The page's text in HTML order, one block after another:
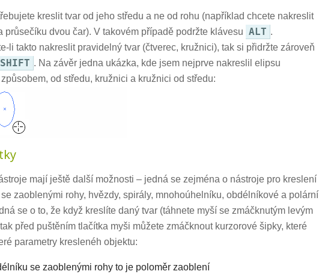
kreslit tvar od jeho středu a ne od rohu (například chcete nakreslit
průsečíku dvou čar). V takovém případě podržte klávesu ALT .
li takto nakreslit pravidelný tvar (čtverec, kružnici), tak si přidržte zároveň
SHIFT . Na závěr jedna ukázka, kde jsem nejprve nakreslil elipsu
od středu, kružnici a kružnici od středu:
mají ještě další možnosti – jedná se zejména o nástroje pro kreslení
zaoblenými rohy, hvězdy, spirály, mnohoúhelníku, obdélníkové a polární
se o to, že když kreslíte daný tvar (táhnete myší se zmáčknutým levým
před puštěním tlačítka myši můžete zmáčknout kurzorové šipky, které
parametry kreslenéh objektu:
se zaoblenými rohy to je poloměr zaoblení